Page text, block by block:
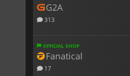
G2A
313
OFFICIAL SHOP
Fanatical
17